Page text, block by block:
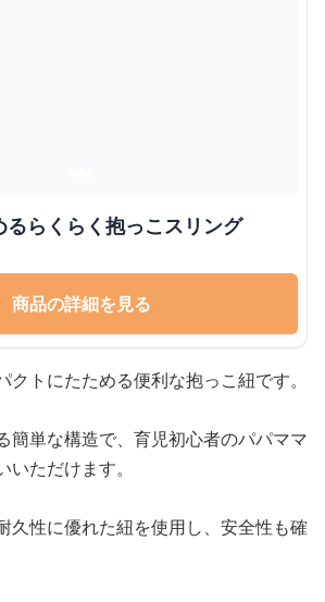
らくらく抱っこスリング
商品の詳細を見る
クトにたためる便利な抱っこ紐です。
簡単な構造で、育児初心者のパパママ
ただけます。
久性に優れた紐を使用し、安全性も確